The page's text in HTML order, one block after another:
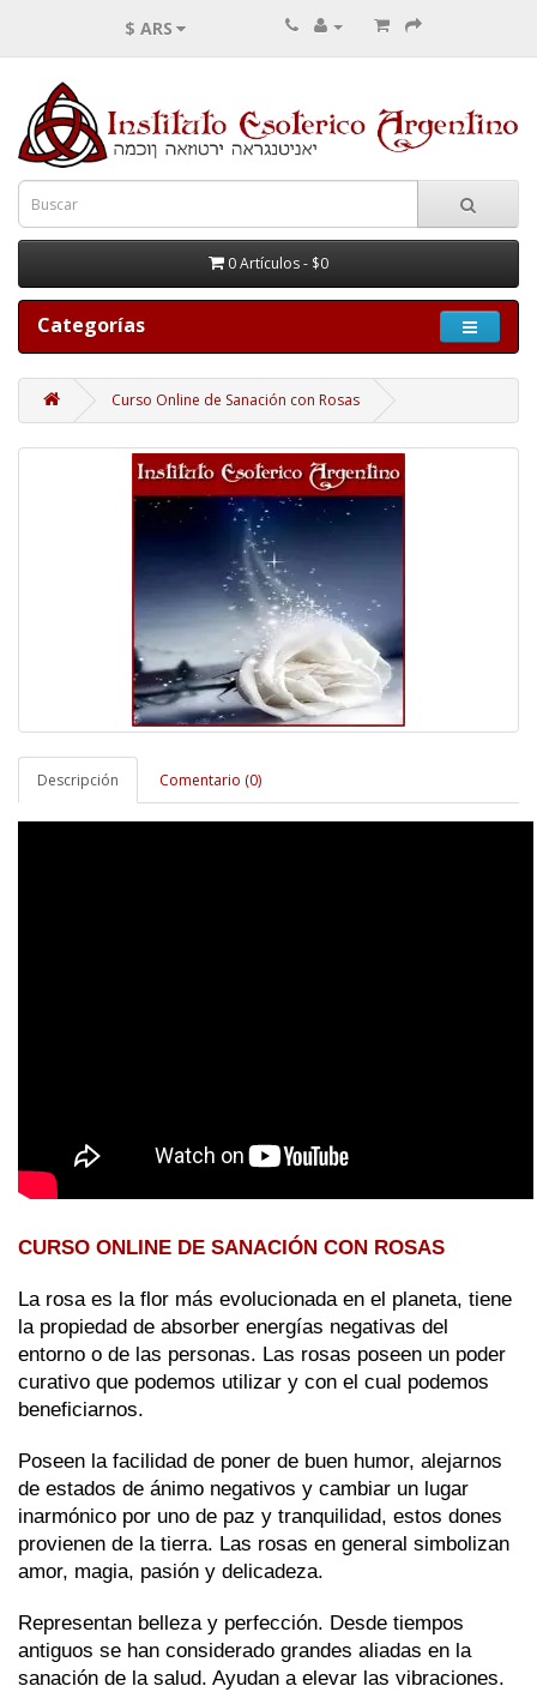
$ ARS
0 Artículos - $0
Categorías
Curso Online de Sanación con Rosas
Descripción Comentario (0)
CURSO ONLINE DE SANACIÓN CON ROSAS
La rosa es la flor más evolucionada en el planeta, tiene
la propiedad de absorber energías negativas del
entorno o de las personas. Las rosas poseen un poder
curativo que podemos utilizar y con el cual podemos
beneficiarnos.
Poseen la facilidad de poner de buen humor, alejarnos
de estados de ánimo negativos y cambiar un lugar
inarmónico por uno de paz y tranquilidad, estos dones
provienen de la tierra. Las rosas en general simbolizan
amor, magia, pasión y delicadeza.
Representan belleza y perfección. Desde tiempos
antiguos se han considerado grandes aliadas en la
sanación de la salud. Ayudan a elevar las vibraciones.